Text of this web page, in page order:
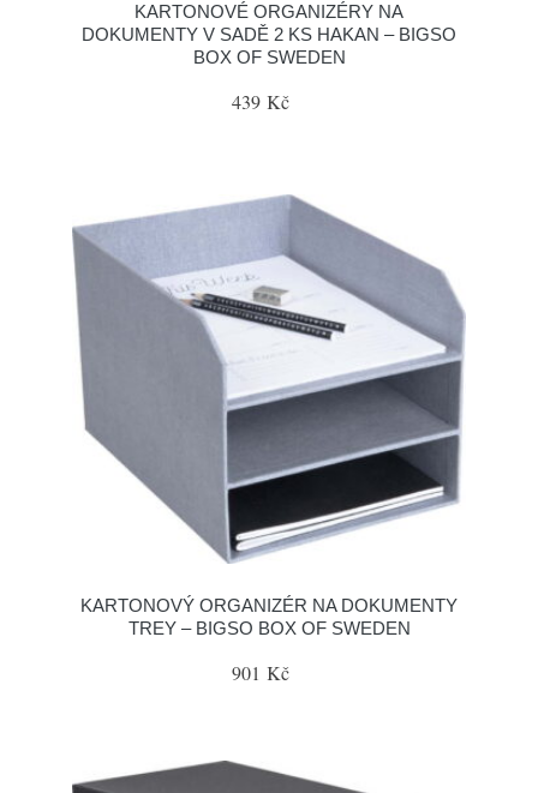
KARTONOVÉ ORGANIZÉRY NA
DOKUMENTY V SADĚ 2 KS HAKAN – BIGSO
BOX OF SWEDEN
439 Kč
KARTONOVÝ ORGANIZÉR NA DOKUMENTY
TREY – BIGSO BOX OF SWEDEN
901 Kč